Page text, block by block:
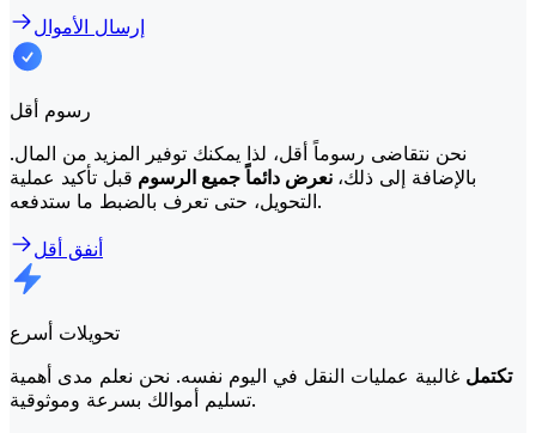
إرسال الأموال
رسوم أقل
نحن نتقاضى رسوماً أقل، لذا يمكنك توفير المزيد من المال.
بالإضافة إلى ذلك، نعرض دائماً جميع الرسوم قبل تأكيد عملية
التحويل، حتى تعرف بالضبط ما ستدفعه.
أنفق أقل
تحويلات أسرع
تكتمل غالبية عمليات النقل في اليوم نفسه. نحن نعلم مدى أهمية
تسليم أموالك بسرعة وموثوقية.